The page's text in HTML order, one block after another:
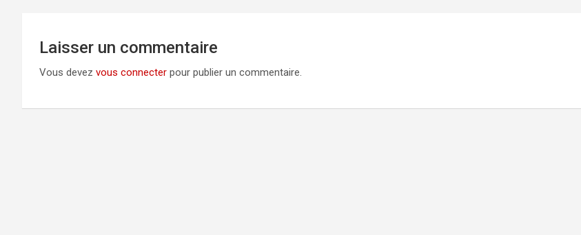
Laisser un commentaire
Vous devez vous connecter pour publier un commentaire.